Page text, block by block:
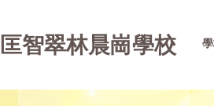
匡智翠林晨崗學校